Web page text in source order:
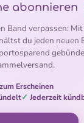
abonnieren
Band verpassen:
du jeden neuen
Erscheinen
Jederzeit